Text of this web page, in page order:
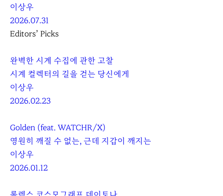
이상우
2026.07.31
Editors’ Picks
완벽한 시계 수집에 관한 고찰
시계 컬렉터의 길을 걷는 당신에게
이상우
2026.02.23
Golden (feat. WATCHR/X)
영원히 깨질 수 없는, 근데 지갑이 깨지는
이상우
2026.01.12